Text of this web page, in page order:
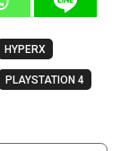
HYPERX
PLAYSTATION 4